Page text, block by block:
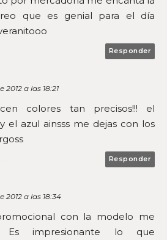
que es genial para el día
Responder
2012 a las 18:21
colores tan precisos!!! el
el azul ainsss me dejas con los
Responder
2012 a las 18:34
con la modelo me
Es impresionante lo que